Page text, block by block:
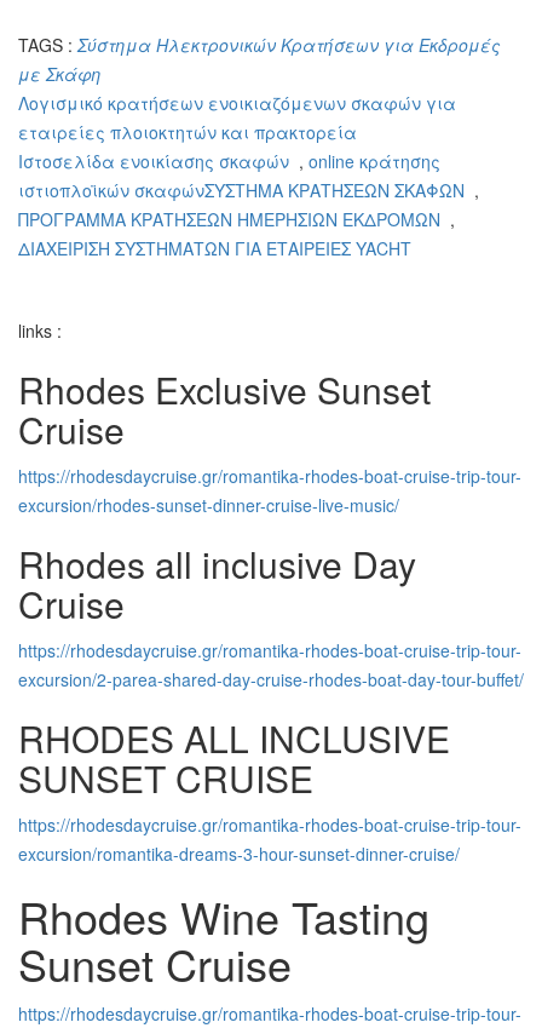
TAGS : Σύστημα Ηλεκτρονικών Κρατήσεων για Εκδρομές
με Σκάφη
Λογισμικό κρατήσεων ενοικιαζόμενων σκαφών για
εταιρείες πλοιοκτητών και πρακτορεία
Ιστοσελίδα ενοικίασης σκαφών , online κράτησης
ιστιοπλοϊκών σκαφώνΣΥΣΤΗΜΑ ΚΡΑΤΗΣΕΩΝ ΣΚΑΦΩΝ ,
ΠΡΟΓΡΑΜΜΑ ΚΡΑΤΗΣΕΩΝ ΗΜΕΡΗΣΙΩΝ ΕΚΔΡΟΜΩΝ ,
ΔΙΑΧΕΙΡΙΣΗ ΣΥΣΤΗΜΑΤΩΝ ΓΙΑ ΕΤΑΙΡΕΙΕΣ YACHT
links :
Rhodes Exclusive Sunset
Cruise
https://rhodesdaycruise.gr/romantika-rhodes-boat-cruise-trip-tour-
excursion/rhodes-sunset-dinner-cruise-live-music/
Rhodes all inclusive Day
Cruise
https://rhodesdaycruise.gr/romantika-rhodes-boat-cruise-trip-tour-
excursion/2-parea-shared-day-cruise-rhodes-boat-day-tour-buffet/
RHODES ALL INCLUSIVE
SUNSET CRUISE
https://rhodesdaycruise.gr/romantika-rhodes-boat-cruise-trip-tour-
excursion/romantika-dreams-3-hour-sunset-dinner-cruise/
Rhodes Wine Tasting
Sunset Cruise
https://rhodesdaycruise.gr/romantika-rhodes-boat-cruise-trip-tour-